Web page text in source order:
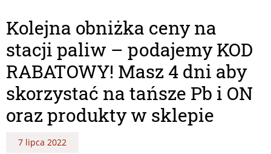
Kolejna obniżka ceny na
stacji paliw – podajemy KOD
RABATOWY! Masz 4 dni aby
skorzystać na tańsze Pb i ON
oraz produkty w sklepie
7 lipca 2022